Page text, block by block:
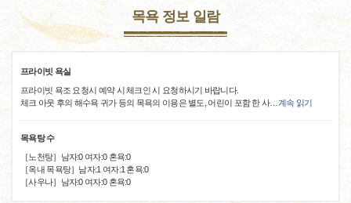
목욕 정보 일람
프라이빗 욕실
프라이빗 욕조 요청시 예약 시 체크인 시 요청하시기 바랍니다.
체크 아웃 후의 해수욕 귀가 등의 목욕의 이용은 별도, 어린이 포함 한 사… 계속 읽기
목욕탕 수
［노천탕］남자:0 여자:0 혼욕:0
［옥내 목욕탕］남자:1 여자:1 혼욕:0
［사우나］남자:0 여자:0 혼욕:0